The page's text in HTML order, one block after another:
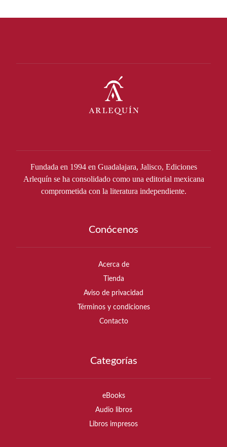
Fundada en 1994 en Guadalajara, Jalisco, Ediciones
Arlequín se ha consolidado como una editorial mexicana
comprometida con la literatura independiente.
Conócenos
Acerca de
Tienda
Aviso de privacidad
Términos y condiciones
Contacto
Categorías
eBooks
Audio libros
Libros impresos